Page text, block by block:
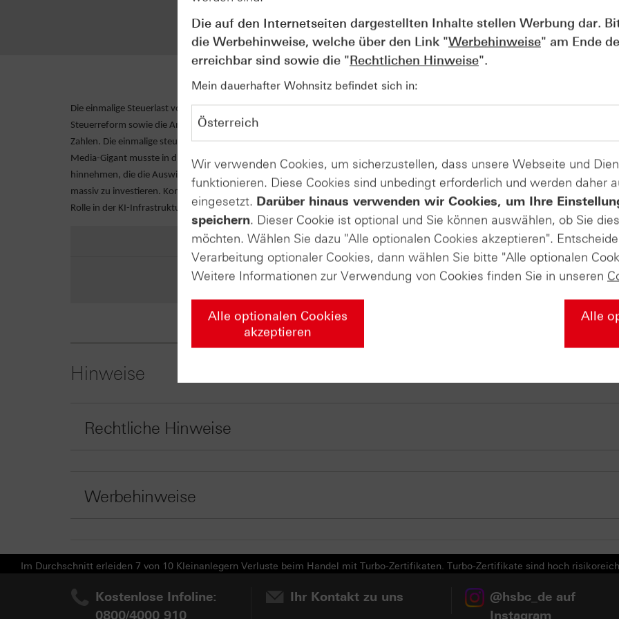
operativem
Ergebnis zu
den Barmittel-
Ausblick
Die einmalige Steuerlast von rund 16 Milliarden US-Dollar setzt den Kurs der Meta-Aktie unter Druck. Diese Sonderabschreibung
Steuerreform sowie die Ankündigung weiterer massiver Investitionen führten letztlich zu einem Gewinneinbruch, trotz starker
Zahlen. Die einmalige steuerliche Sonderbelastung resultiert aus dem sogenannten „One Big Beautiful Bill Act“ der US-Regierung. Der
Media-Gigant musste in diesem Zusammenhang eine satte Wertberichtigung auf latente Steueransprüche gegenüber
hinnehmen, die die Auswirkungen der neuen alternativen Mindeststeuer widerspiegelt. Des Weiteren wurde angekündigt im
massiv zu investieren. Konkrete Zahlen nannte das Unternehmen dabei nicht. Sicher ist jedoch, dass Meta im Wettbewerb um die
Rolle in der KI-Infrastruktur massiv aufrüsten will und dafür Milliarden in neue Rechenzentren und Chips investieren wird.
Produkte auf
Meta Platforms Inc.
Hinweise
Rechtliche Hinweise
Werbehinweise
Im Durchschnitt erleiden 7 von 10 Kleinanlegern Verluste beim Handel mit Turbo-Zertifikaten. Turbo-Zertifikate sind hoch
Kostenlose Infoline:
0800/4000 910
Ihr Kontakt zu uns
@hsbc_de auf
Instagram
Die auf den Internetseiten dargestellten Inhalte stellen Werbung dar.
die Werbehinweise, welche über den Link "Werbehinweise" am Ende
erreichbar sind sowie die "Rechtlichen Hinweise".
Mein dauerhafter Wohnsitz befindet sich in:
Wir verwenden Cookies, um sicherzustellen, dass unsere Webseite und
funktionieren. Diese Cookies sind unbedingt erforderlich und werden daher
eingesetzt. Darüber hinaus verwenden wir Cookies, um Ihre
speichern. Dieser Cookie ist optional und Sie können auswählen, ob Sie
möchten. Wählen Sie dazu "Alle optionalen Cookies akzeptieren".
Verarbeitung optionaler Cookies, dann wählen Sie bitte "Alle optionalen
Weitere Informationen zur Verwendung von Cookies finden Sie in unseren
Alle optionalen Cookies
akzeptieren
Alle